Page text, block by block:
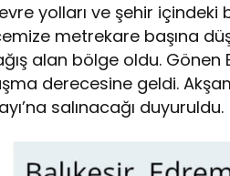
yolları ve şehir
metrekare başına
alan bölge oldu. Gönen
derecesine geldi.
salınacağı duyuruldu.